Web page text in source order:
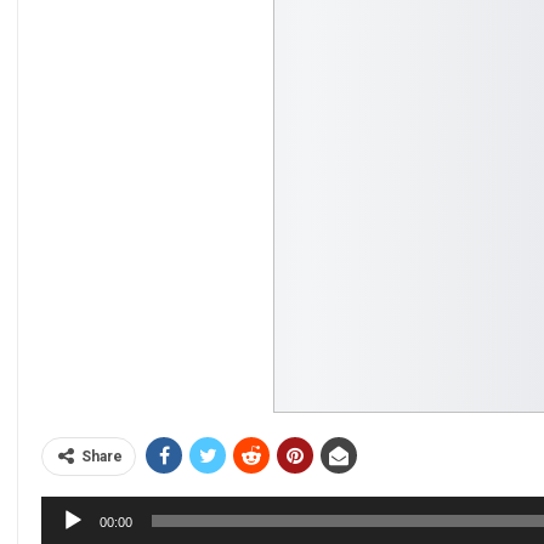
Share
Audio
00:00